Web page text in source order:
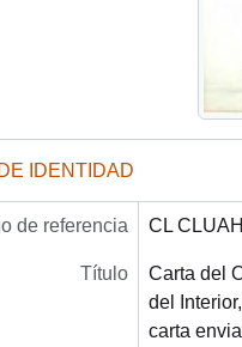
IDENTIDAD
de referencia CL
Título
Carta del
del
carta